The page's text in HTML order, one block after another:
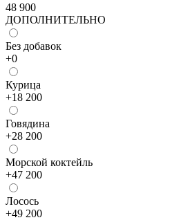
48 900
ДОПОЛНИТЕЛЬНО
Без добавок
+0
Курица
+18 200
Говядина
+28 200
Морской коктейль
+47 200
Лосось
+49 200